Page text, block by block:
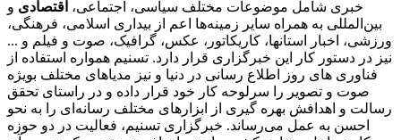
خبری شامل موضوعات مختلف سیاسی، اجتماعی، اقتصادی و
بین‌المللی به همراه سایر زمینه‌ها اعم از بیداری اسلامی، فرهنگی،
ورزشی، اخبار استانها، کاریکاتور، عکس، گرافیک، صوت و فیلم و ...
نیز در دستور کار این خبرگزاری قرار دارد. تسنیم همواره استفاده از
فناوری های روز اطلاع رسانی در دنیا و نیز مدیاهای مختلف بویژه
صوت و تصویر را سرلوحه کار خود قرار داده و در راستای تحقق
رسالت و اهدافش بهره گیری از ابزارهای مختلف رسانه‌ای را به نحو
احسن به عمل می‌رساند. خبرگزاری تسنیم، فعالیت در دو حوزه